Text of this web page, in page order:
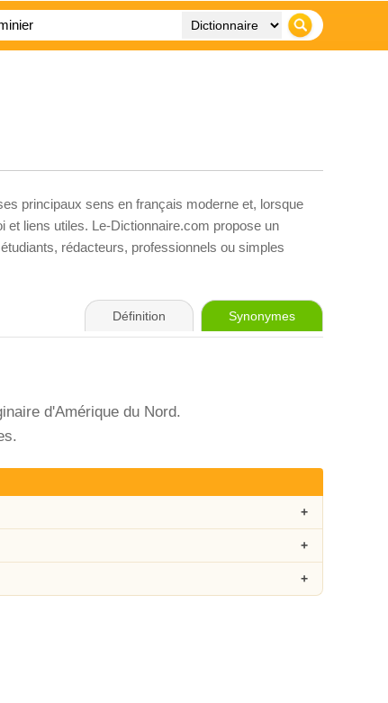
principaux sens en français moderne et, lorsque
et liens utiles. Le-Dictionnaire.com propose un
rédacteurs, professionnels ou simples
Définition Synonymes
d'Amérique du Nord.